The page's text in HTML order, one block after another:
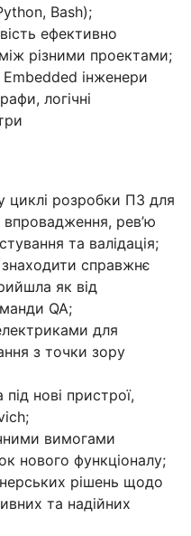
Bash);
ефективно
різними проектами;
інженери
логічні
циклі розробки ПЗ для
рев’ю
та валідація;
знаходити справжнє
як від
QA;
для
з точки зору
нові пристрої,
вимогами
нового функціоналу;
рішень щодо
та надійних